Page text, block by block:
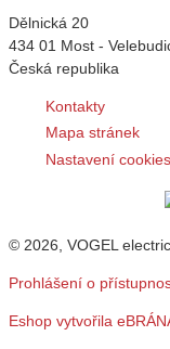
Dělnická 20
434 01 Most -
Česká republika
Kontakty
Mapa stránek
Nastavení cookies
© 2026, VOGEL
Prohlášení o
Eshop vytvořila